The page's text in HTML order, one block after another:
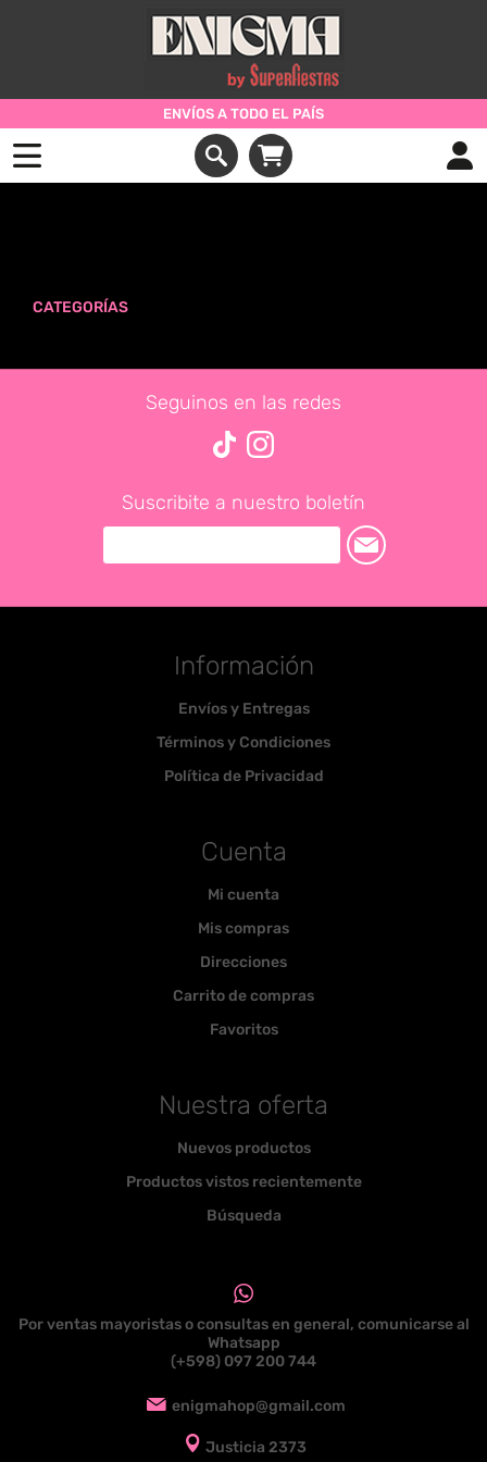
ENVÍOS A TODO EL PAÍS
CATEGORÍAS
Seguinos en las redes
Suscribite a nuestro boletín
Información
Envíos y Entregas
Términos y Condiciones
Política de Privacidad
Cuenta
Mi cuenta
Mis compras
Direcciones
Carrito de compras
Favoritos
Nuestra oferta
Nuevos productos
Productos vistos recientemente
Búsqueda
Por ventas mayoristas o consultas en general, comunicarse al
Whatsapp
(+598) 097 200 744
enigmahop@gmail.com
Justicia 2373